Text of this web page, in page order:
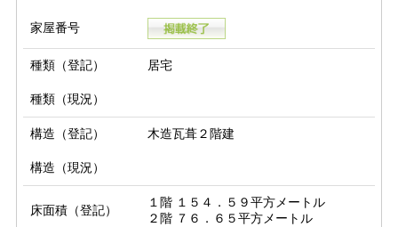
家屋番号
種類（登記） 居宅
種類（現況）
構造（登記） 木造瓦葺２階建
構造（現況）
床面積（登記）
１階 １５４．５９平方メートル
２階 ７６．６５平方メートル